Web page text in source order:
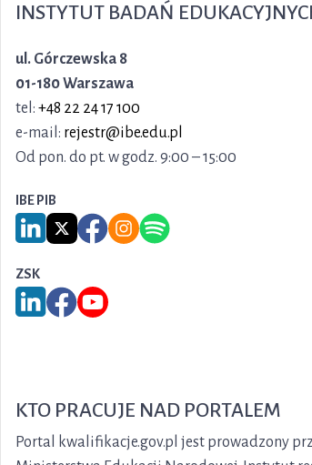
INSTYTUT BADAŃ
ul. Górczewska 8
01-180 Warszawa
tel: +48 22 24 17 100
e-mail: rejestr@ibe.edu.pl
Od pon. do pt. w godz. 9:00 – 15:00
IBE PIB
Link do serwisu LinkedIn IBE PIB
Link do serwisu X IBE PIB
Link do Facebook IBE PIB
Link do Instagram IBE PIB
Link do Spotify IBE PIB
ZSK
Link do serwisu LinkedIn ZSK
Link do Facebook ZSK
Link do YouTube ZSK
KTO PRACUJE NAD PORTALEM
Portal kwalifikacje.gov.pl jest prowadzony